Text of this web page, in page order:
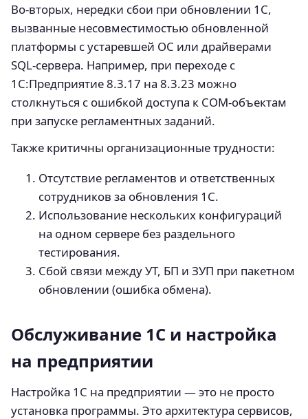
Во-вторых, нередки сбои при обновлении 1С,
вызванные несовместимостью обновленной
платформы с устаревшей ОС или драйверами
SQL-сервера. Например, при переходе с
1С:Предприятие 8.3.17 на 8.3.23 можно
столкнуться с ошибкой доступа к COM-объектам
при запуске регламентных заданий.
Также критичны организационные трудности:
Отсутствие регламентов и ответственных
сотрудников за обновления 1С.
Использование нескольких конфигураций
на одном сервере без раздельного
тестирования.
Сбой связи между УТ, БП и ЗУП при пакетном
обновлении (ошибка обмена).
Обслуживание 1С и настройка
на предприятии
Настройка 1С на предприятии — это не просто
установка программы. Это архитектура сервисов,